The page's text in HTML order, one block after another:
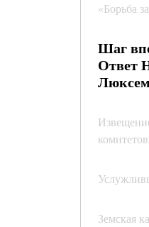
«Борьба
Шаг
Ответ
Земская